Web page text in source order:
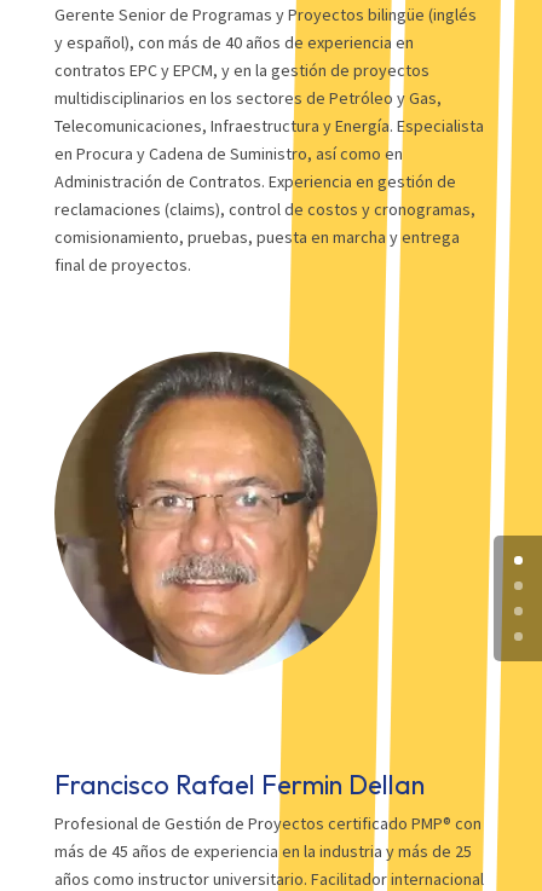
Gerente Senior de Programas y Proyectos bilingüe (inglés
y español), con más de 40 años de experiencia en
contratos EPC y EPCM, y en la gestión de proyectos
multidisciplinarios en los sectores de Petróleo y Gas,
Telecomunicaciones, Infraestructura y Energía. Especialista
en Procura y Cadena de Suministro, así como en
Administración de Contratos. Experiencia en gestión de
reclamaciones (claims), control de costos y cronogramas,
comisionamiento, pruebas, puesta en marcha y entrega
final de proyectos.
Francisco Rafael Fermin Dellan
Profesional de Gestión de Proyectos certificado PMP® con
más de 45 años de experiencia en la industria y más de 25
años como instructor universitario. Facilitador internacional